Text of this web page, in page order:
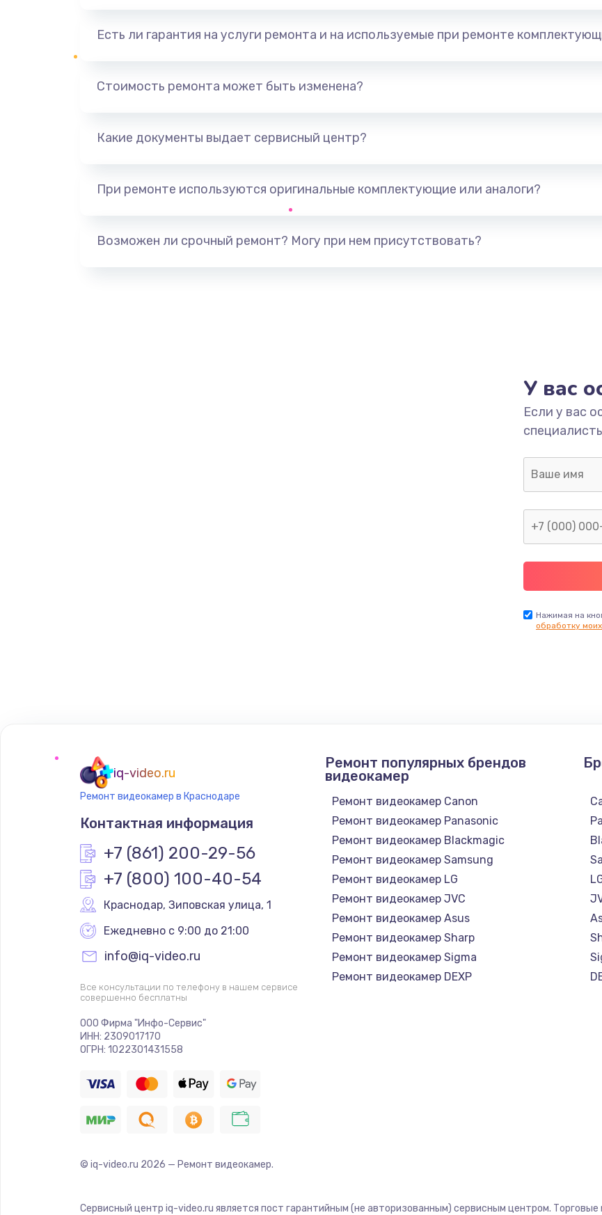
Есть ли гарантия на услуги ремонта и на используемые при ремонте
Стоимость ремонта может быть изменена?
Какие документы выдает сервисный центр?
При ремонте используются оригинальные комплектующие или аналоги?
Возможен ли срочный ремонт? Могу при нем присутствовать?
У вас
Если у вас
Нажимая на
обработку
iq-video.ru
Ремонт видеокамер в Краснодаре
Контактная информация
+7 (861) 200-29-56
+7 (800) 100-40-54
Краснодар, Зиповская улица, 1
Ежедневно с 9:00 до 21:00
info@iq-video.ru
Все консультации по телефону в нашем сервисе
совершенно бесплатны
ООО Фирма "Инфо-Сервис"
ИНН: 2309017170
ОГРН: 1022301431558
Ремонт популярных брендов
видеокамер
Ремонт видеокамер Canon
Ремонт видеокамер Panasonic
Ремонт видеокамер Blackmagic
Ремонт видеокамер Samsung
Ремонт видеокамер LG
Ремонт видеокамер JVC
Ремонт видеокамер Asus
Ремонт видеокамер Sharp
Ремонт видеокамер Sigma
Ремонт видеокамер DEXP
© iq-video.ru 2026 — Ремонт видеокамер.
Сервисный центр iq-video.ru является пост гарантийным (не авторизованным) сервисным центром.